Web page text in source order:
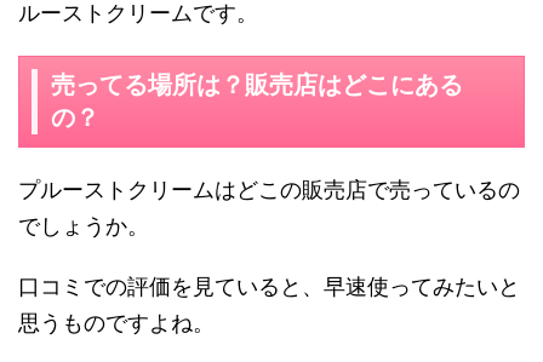
ルーストクリームです。
売ってる場所は？販売店はどこにある
の？
プルーストクリームはどこの販売店で売っているの
でしょうか。
口コミでの評価を見ていると、早速使ってみたいと
思うものですよね。